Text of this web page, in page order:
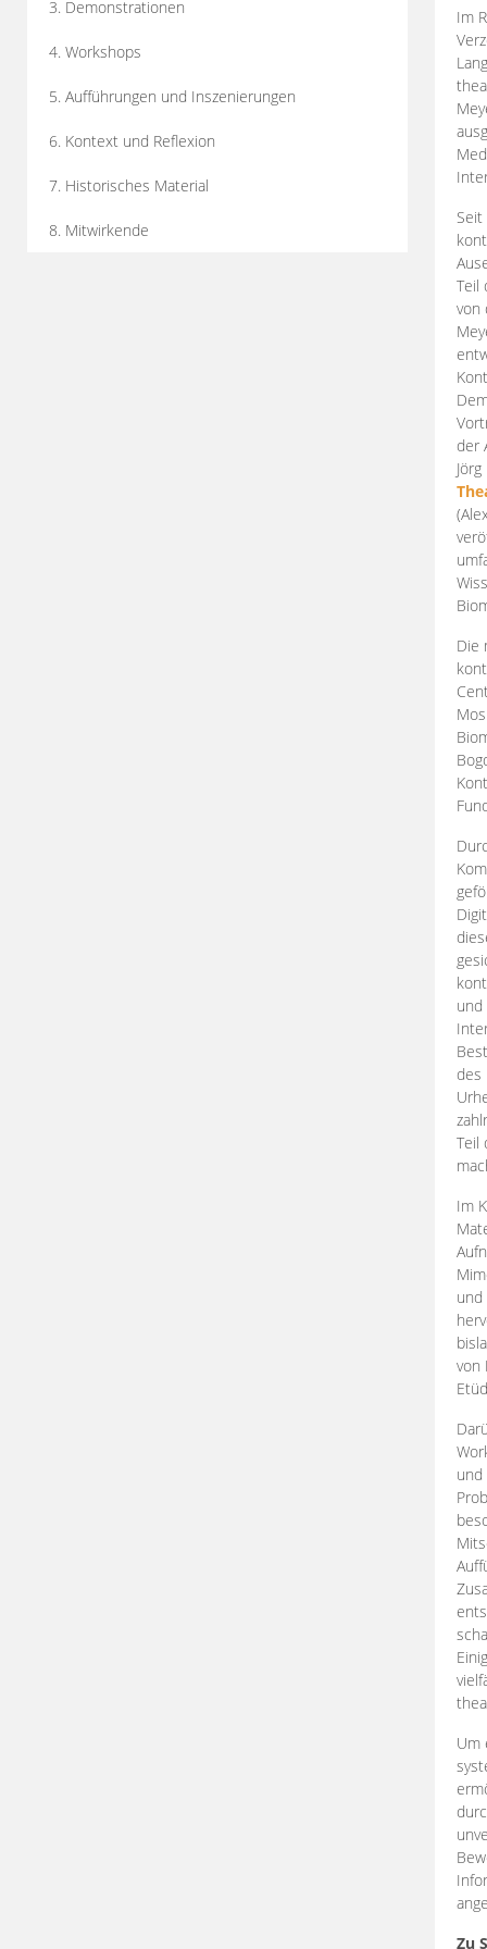
3. Demonstrationen
4. Workshops
5. Aufführungen und Inszenierungen
6. Kontext und Reflexion
7. Historisches Material
8. Mitwirkende
Im
Teil
von
der
Die
des
Teil
Im
und
von
und
Um
Zu